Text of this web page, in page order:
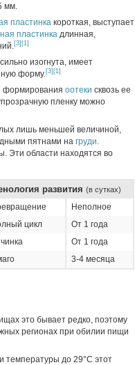
мм.
пластинка короткая, выступает
пластинка длинная,
[3] [1]
изогнута, имеет
форму.[3] [1]
формирования оотеки сквозь ее
пленку можно
лишь меньшей величиной,
пятнами на груди.
Эти области находятся во
развития (в сутках)
Неполное
цикл
От 1 года
От 1 года
3-4 месяца
это бывает редко, поэтому
регионах при обилии пищи
температуры до 29°С этот